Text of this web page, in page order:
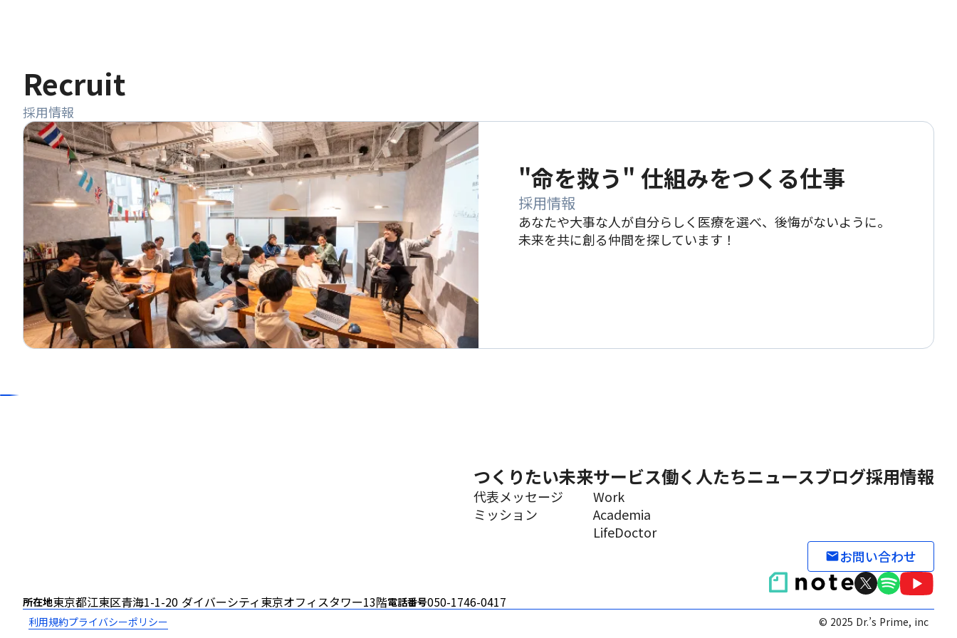
Recruit
採用情報
"命を救う" 仕組みをつくる仕事
採用情報
あなたや大事な人が自分らしく医療を選べ、後悔がないように。
未来を共に創る仲間を探しています！
つくりたい未来
代表メッセージ
ミッション
サービス
Work
Academia
LifeDoctor
働く人たちニュースブログ採用情報
emailお問い合わせ
所在地東京都江東区青海1-1-20 ダイバーシティ東京オフィスタワー13階電話番号050-1746-0417
利用規約プライバシーポリシー © 2025 Dr.’s Prime, inc